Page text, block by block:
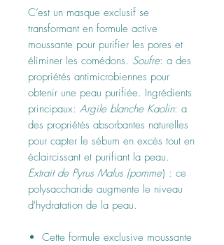
C’est un masque exclusif se
transformant en formule active
moussante pour purifier les pores et
éliminer les comédons. Soufre: a des
propriétés antimicrobiennes pour
obtenir une peau purifiée. Ingrédients
principaux: Argile blanche Kaolin: a
des propriétés absorbantes naturelles
pour capter le sébum en excès tout en
éclaircissant et purifiant la peau.
Extrait de Pyrus Malus (pomme) : ce
polysaccharide augmente le niveau
d'hydratation de la peau.
Cette formule exclusive moussante